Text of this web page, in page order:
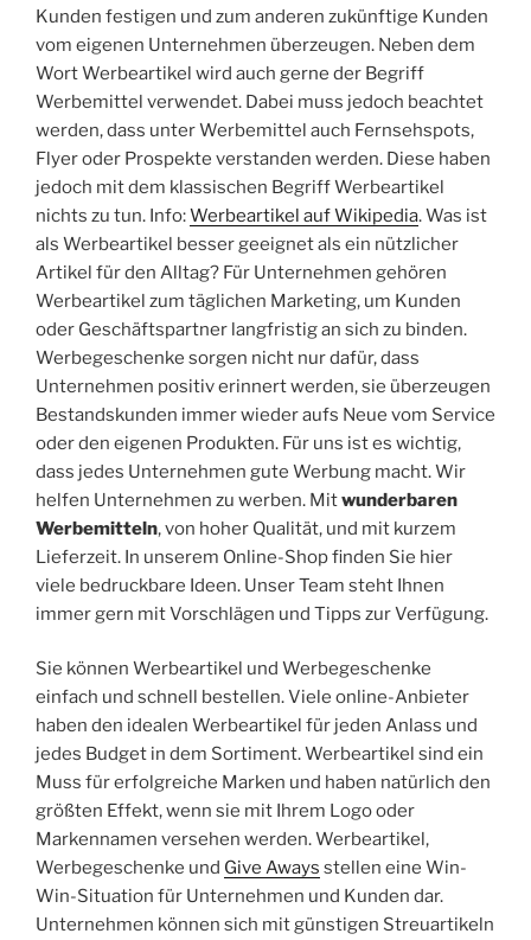
Kunden festigen und zum anderen zukünftige Kunden
vom eigenen Unternehmen überzeugen. Neben dem
Wort Werbeartikel wird auch gerne der Begriff
Werbemittel verwendet. Dabei muss jedoch beachtet
werden, dass unter Werbemittel auch Fernsehspots,
Flyer oder Prospekte verstanden werden. Diese haben
jedoch mit dem klassischen Begriff Werbeartikel
nichts zu tun. Info:Werbeartikel auf Wikipedia. Was ist
als Werbeartikel besser geeignet als ein nützlicher
Artikel für den Alltag? Für Unternehmen gehören
Werbeartikel zum täglichen Marketing, um Kunden
oder Geschäftspartner langfristig an sich zu binden.
Werbegeschenke sorgen nicht nur dafür, dass
Unternehmen positiv erinnert werden, sie überzeugen
Bestandskunden immer wieder aufs Neue vom Service
oder den eigenen Produkten. Für uns ist es wichtig,
dass jedes Unternehmen gute Werbung macht. Wir
helfen Unternehmen zu werben. Mitwunderbaren
Werbemitteln, von hoher Qualität, und mit kurzem
Lieferzeit. In unserem Online-Shop finden Sie hier
viele bedruckbare Ideen. Unser Team steht Ihnen
immer gern mit Vorschlägen und Tipps zur Verfügung.
Sie können Werbeartikel und Werbegeschenke
einfach und schnell bestellen. Viele online-Anbieter
haben den idealen Werbeartikel für jeden Anlass und
jedes Budget in dem Sortiment. Werbeartikel sind ein
Muss für erfolgreiche Marken und haben natürlich den
größten Effekt, wenn sie mit Ihrem Logo oder
Markennamen versehen werden. Werbeartikel,
Werbegeschenke und Give Aways stellen eine Win-
Win-Situation für Unternehmen und Kunden dar.
Unternehmen können sich mit günstigen Streuartikeln